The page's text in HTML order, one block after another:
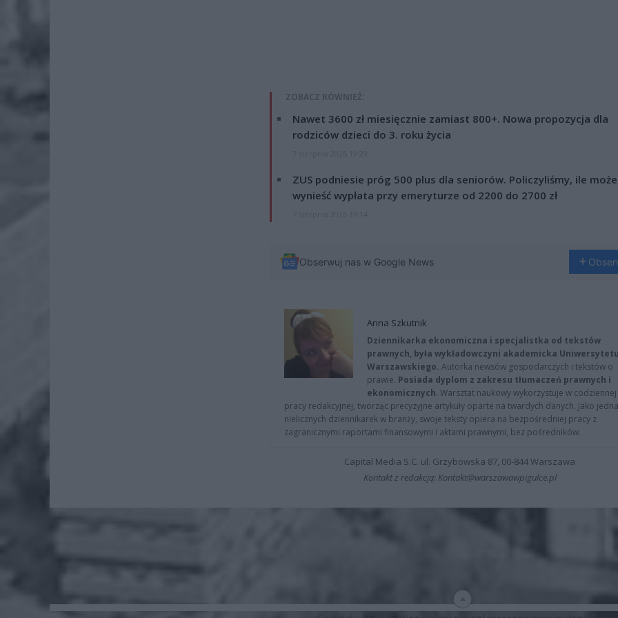
ZOBACZ RÓWNIEŻ:
Nawet 3600 zł miesięcznie zamiast 800+. Nowa propozycja dla
rodziców dzieci do 3. roku życia
ZUS podniesie próg 500 plus dla seniorów. Policzyliśmy, ile może
wynieść wypłata przy emeryturze od 2200 do 2700 zł
Obserwuj nas w Google News
Anna Szkutnik
Dziennikarka ekonomiczna i specjalistka od tekstów
prawnych, była wykładowczyni akademicka
Warszawskiego. Autorka newsów gospodarczych i tekstów o
prawie. Posiada dyplom z zakresu tłumaczeń prawnych i
ekonomicznych. Warsztat naukowy wykorzystuje w codziennej
pracy redakcyjnej, tworząc precyzyjne artykuły oparte na twardych danych. Jako
nielicznych dziennikarek w branży, swoje teksty opiera na bezpośredniej pracy z
zagranicznymi raportami finansowymi i aktami prawnymi, bez pośredników.
Capital Media S.C. ul. Grzybowska 87, 00-844 Warszawa
Kontakt z redakcją: Kontakt@warszawawpigulce.pl